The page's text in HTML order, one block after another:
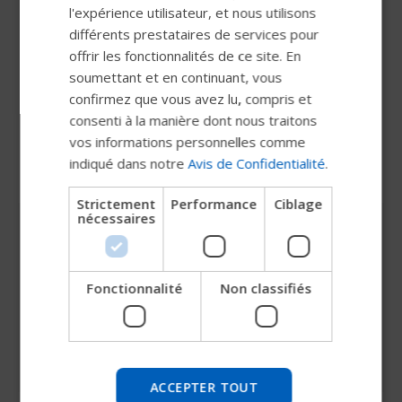
et évite de se déplacer. L’ajout du pack de gel
augmente la longévité de votre coussin.
Panneau de réduction du cisaillement
GlideWear®
En tant que mise à niveau intégrée aux options
de housse Stretch-Air et Comfort-Tek pour les
coussins Comfort, la technologie GlideWear
réduit encore davantage le risque d’escarres et
améliore le confort de l’utilisateur final. Il est
léger, respirant et réduit l’accumulation
Essayez notre nouveau guide
Permobil
Nous testons un moyen plus rapide d'explorer les
produits, d'obtenir des informations sur l'entreprise et
DUTCH
GERMAN
DANISH
NORWEGIAN
CHINESE (SIMPLIFIED)
SPANISH
l'expérience utilisateur, et nous utilisons
différents prestataires de services pour
offrir les fonctionnalités de ce site. En
soumettant et en continuant, vous
confirmez que vous avez lu, compris et
consenti à la manière dont nous traitons
vos informations personnelles comme
indiqué dans notreAvis de Confidentialité.
Strictement
nécessaires
Performance Ciblage
Fonctionnalité Non classifiés
ACCEPTER TOUT